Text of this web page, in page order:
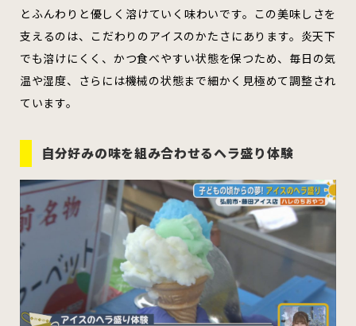
とふんわりと優しく溶けていく味わいです。この美味しさを
支えるのは、こだわりのアイスのかたさにあります。炎天下
でも溶けにくく、かつ食べやすい状態を保つため、毎日の気
温や湿度、さらには機械の状態まで細かく見極めて調整され
ています。
自分好みの味を組み合わせるヘラ盛り体験